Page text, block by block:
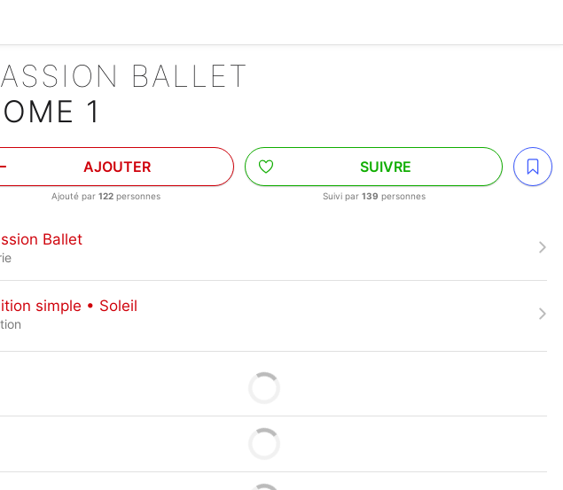
BALLET
1
AJOUTER
Ajouté par 122personnes
SUIVRE
Suivi par 139 personnes
Ballet
simple • Soleil